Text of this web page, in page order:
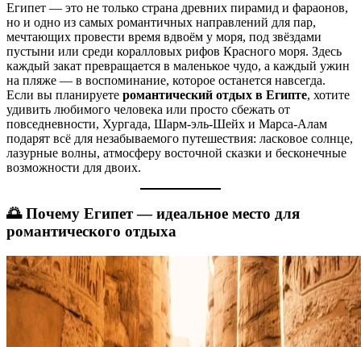
Египет — это не только страна древних пирамид и фараонов,
но и одно из самых романтичных направлений для пар,
мечтающих провести время вдвоём у моря, под звёздами
пустыни или среди коралловых рифов Красного моря. Здесь
каждый закат превращается в маленькое чудо, а каждый ужин
на пляже — в воспоминание, которое останется навсегда.
Если вы планируете романтический отдых в Египте, хотите
удивить любимого человека или просто сбежать от
повседневности, Хургада, Шарм-эль-Шейх и Марса-Алам
подарят всё для незабываемого путешествия: ласковое солнце,
лазурные волны, атмосферу восточной сказки и бесконечные
возможности для двоих.
🌅 Почему Египет — идеальное место для
романтического отдыха